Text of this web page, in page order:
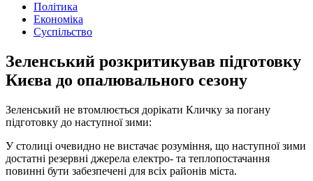
Політика
Економіка
Суспільство
Зеленський розкритикував підготовку
Києва до опалювального сезону
Зеленський не втомлюється дорікати Кличку за погану
підготовку до наступної зими:
У столиці очевидно не вистачає розуміння, що наступної зими
достатні резервні джерела електро- та теплопостачання
повинні бути забезпечені для всіх районів міста.